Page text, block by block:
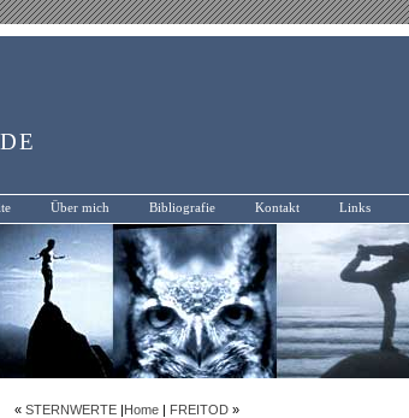
Über mich Bibliografie Kontakt Links
« STERNWERTE |Home | FREITOD »